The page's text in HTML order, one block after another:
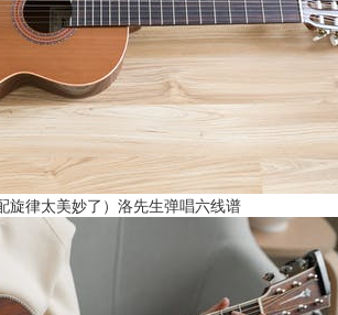
旋律太美妙了）洛先生弹唱六线谱